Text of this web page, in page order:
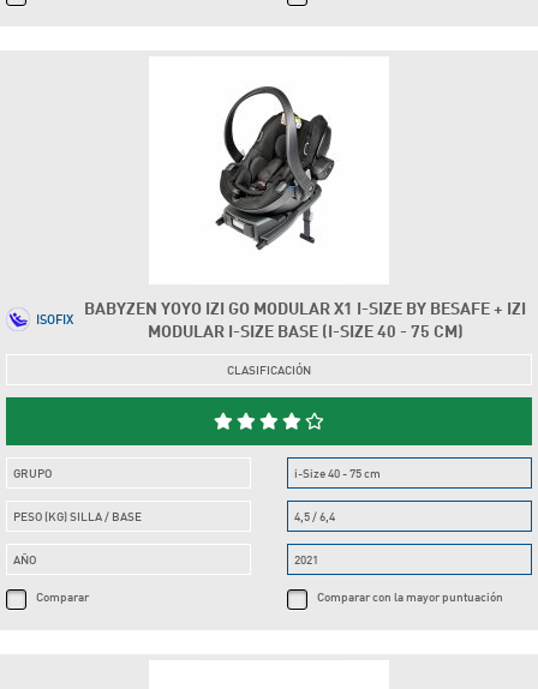
BABYZEN YOYO IZI GO MODULAR X1 I-SIZE BY BESAFE + IZI
MODULAR I-SIZE BASE (I-SIZE 40 - 75 CM)
ISOFIX
CLASIFICACIÓN
GRUPO
PESO (KG) SILLA / BASE
AÑO
Comparar
i-Size 40 - 75 cm
4,5 / 6,4
2021
Comparar con la mayor puntuación